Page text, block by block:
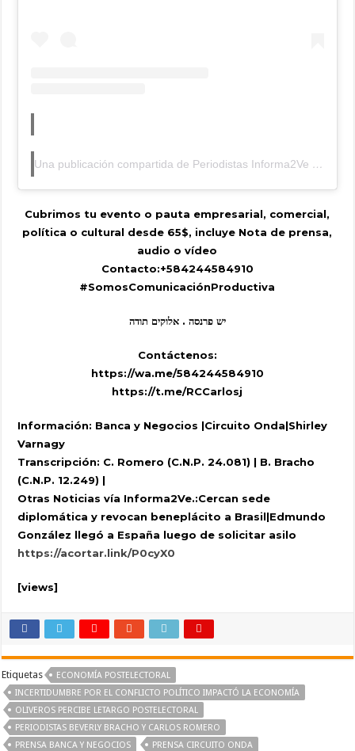
Una publicación compartida de Periodistas Informa2Ve (Alterna) (@periodistasinforma2ve)
Cubrimos tu evento o pauta empresarial, comercial,
política o cultural desde 65$, incluye Nota de prensa,
audio o vídeo
Contacto:+584244584910
#SomosComunicaciónProductiva
יש פרנסה . אלוקים תודה
Contáctenos:
https://wa.me/584244584910
https://t.me/RCCarlosj
Información: Banca y Negocios |Circuito Onda|Shirley
Varnagy
Transcripción: C. Romero (C.N.P. 24.081) | B. Bracho
(C.N.P. 12.249) |
Otras Noticias vía Informa2Ve.:Cercan sede
diplomática y revocan beneplácito a Brasil|Edmundo
González llegó a España luego de solicitar asilo
https://acortar.link/P0cyX0
[views]
Etiquetas
ECONOMÍA POSTELECTORAL
INCERTIDUMBRE POR EL CONFLICTO POLÍTICO IMPACTÓ LA ECONOMÍA
OLIVEROS PERCIBE LETARGO POSTELECTORAL
PERIODISTAS BEVERLY BRACHO Y CARLOS ROMERO
PRENSA BANCA Y NEGOCIOS
PRENSA CIRCUITO ONDA